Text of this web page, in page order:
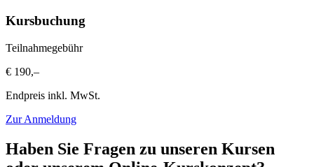
Kursbuchung
Teilnahmegebühr
€ 190,–
Endpreis inkl. MwSt.
Zur Anmeldung
Haben Sie Fragen zu unseren Kursen